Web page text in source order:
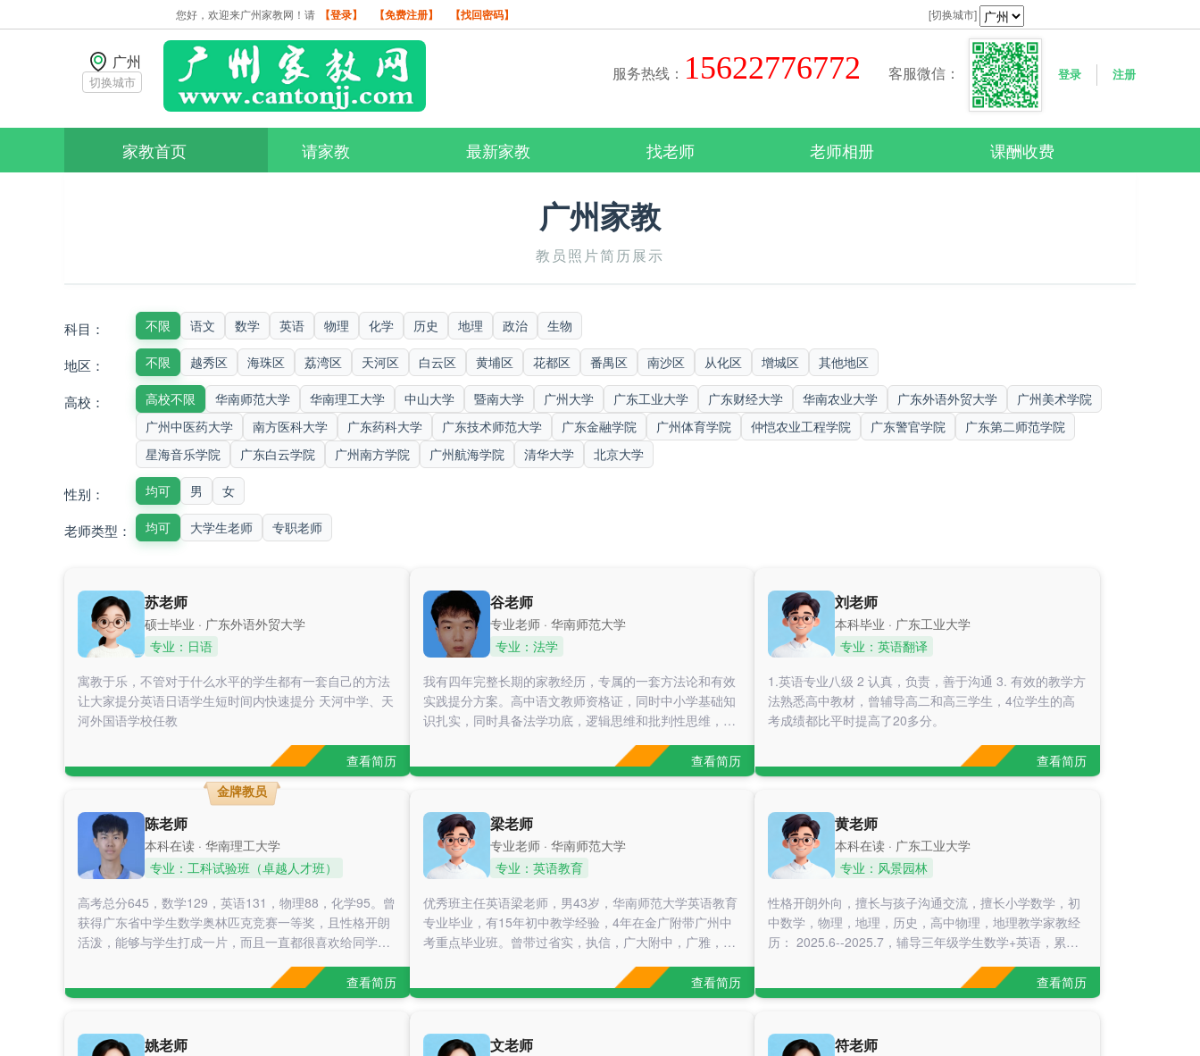
您好，欢迎来广州家教网！请 【登录】 【免费注册】 【找回密码】 [切换城市]
广州
切换城市 服务热线： 15622776772 客服微信： 登录 注册
家教首页 请家教 最新家教 找老师 老师相册 课酬收费
广州家教
教员照片简历展示
科目： 不限 语文 数学 英语 物理 化学 历史 地理 政治 生物
地区： 不限 越秀区 海珠区 荔湾区 天河区 白云区 黄埔区 花都区 番禺区 南沙区 从化区 增城区 其他地区
高校： 高校不限 华南师范大学 华南理工大学 中山大学 暨南大学 广州大学 广东工业大学 广东财经大学 华南农业大学 广东外语外贸大学
广州美术学院
广州中医药大学
南方医科大学 广东药科大学 广东技术师范大学 广东金融学院 广州体育学院 仲恺农业工程学院 广东警官学院
广东第二师范学院
星海音乐学院
广东白云学院 广州南方学院 广州航海学院 清华大学 北京大学
性别： 均可 男 女
老师类型： 均可 大学生老师 专职老师
苏老师
硕士毕业 · 广东外语外贸大学
专业：日语
寓教于乐，不管对于什么水平的学生都有一套自己的方法
让大家提分英语日语学生短时间内快速提分 天河中学、天
河外国语学校任教
查看简历
谷老师
专业老师 · 华南师范大学
专业：法学
我有四年完整长期的家教经历，专属的一套方法论和有效
实践提分方案。高中语文教师资格证，同时中小学基础知
识扎实，同时具备法学功底，逻辑思维和批判性思维，不
年龄相近的优势，亲和力强，建立信任。秉持“因材施
教”与专业一体化，教学风格偏风趣温和，宽严相济。具备
通的能力，致力于让每位学生获得实质性的进步。核心优
势 重视基础与方法，中小学学科基础知识扎实。 语言逻
辑性强、理性、务实、真诚。 具备基本素质与专业素养。
高考成绩：2022年湖南应届生，全国新高考I卷，湖南省
自主命题，难度级别高，属于平衡型选手，基础知识部分
底子牢，跨学科学习能力（说明） 语文：119 分，数学：
91分（中高水平），英语：127分，历史：76分，地理：
查看简历
刘老师
本科毕业 · 广东工业大学
专业：英语翻译
1.英语专业八级 2 认真，负责，善于沟通 3. 有效的教学方
法熟悉高中教材，曾辅导高二和高三学生，4位学生的高
考成绩都比平时提高了20多分。
查看简历
金牌教员
陈老师
本科在读 · 华南理工大学
专业：工科试验班（卓越人才班）
高考总分645，数学129，英语131，物理88，化学95。曾
获得广东省中学生数学奥林匹克竞赛一等奖，且性格开朗
活泼，能够与学生打成一片，而且一直都很喜欢给同学讲
不同学生的情况因材施教。曾经在暑假给一位高一学生辅
导数学物理，该学生反馈进步很大，在高二下期末考试中
查看简历
梁老师
专业老师 · 华南师范大学
专业：英语教育
优秀班主任英语梁老师，男43岁，华南师范大学英语教育
专业毕业，有15年初中教学经验，4年在金广附带广州中
考重点毕业班。曾带过省实，执信，广大附中，广雅，省
学校前列。擅长学生的拓展和拔高，课堂气氛活跃，教学
风趣幽默，有耐心，有方法，讲解形象易懂，熟悉中考考
结》，能根据不同程度的学生针对性强化训练和提高。
查看简历
黄老师
本科在读 · 广东工业大学
专业：风景园林
性格开朗外向，擅长与孩子沟通交流，擅长小学数学，初
中数学，物理，地理，历史，高中物理，地理教学家教经
历： 2025.6--2025.7，辅导三年级学生数学+英语，累计
学，累积时长2h*22＝44h 2025.10--2026.1，辅导执信中
学高一学生物理，累计辅导时长2h*28＝56h 2025.11-
2026.3--2026.5，辅导执信中学高
查看简历
姚老师 文老师 符老师